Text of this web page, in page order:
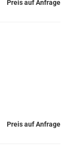
Preis auf Anfrage
Preis auf Anfrage